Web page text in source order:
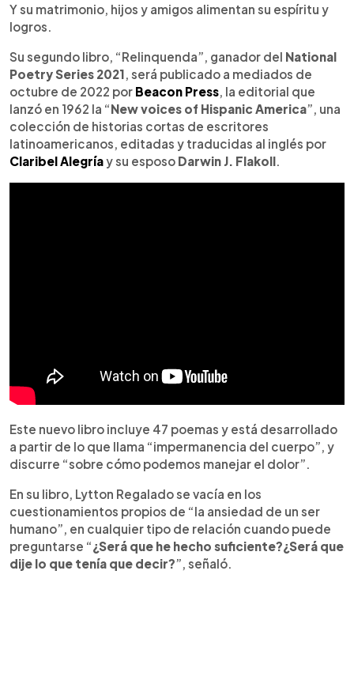
Y su matrimonio, hijos y amigos alimentan su espíritu y
logros.
Su segundo libro, “Relinquenda”, ganador del National
Poetry Series 2021, será publicado a mediados de
octubre de 2022 por Beacon Press, la editorial que
lanzó en 1962 la “New voices of Hispanic America”, una
colección de historias cortas de escritores
latinoamericanos, editadas y traducidas al inglés por
Claribel Alegríay su esposo Darwin J. Flakoll.
Este nuevo libro incluye 47 poemas y está desarrollado
a partir de lo que llama “impermanencia del cuerpo”, y
discurre “sobre cómo podemos manejar el dolor”.
En su libro, Lytton Regalado se vacía en los
cuestionamientos propios de “la ansiedad de un ser
humano”, en cualquier tipo de relación cuando puede
preguntarse “¿Será que he hecho suficiente?¿Será que
dije lo que tenía que decir?”, señaló.